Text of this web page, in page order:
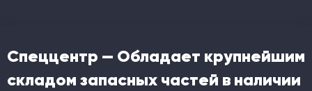
Спеццентр — Обладает крупнейшим
складом запасных частей в наличии